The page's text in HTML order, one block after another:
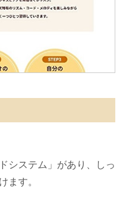
システム」があり、しっ
ます。